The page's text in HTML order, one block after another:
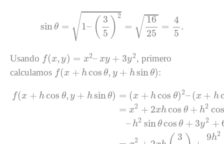
sinθ = √1– ( 3
5 ) 2
= √ 16
25
=
4
5
.
=1–(35)2=
Usando f(x, y) = x2– xy + 3y2
f(x = xy 2
, primero
calculamos f(x + hcos θ, y + hsinθ)
f(x h cos + sin ) :
f(x + hcos θ, y + hsinθ) = (x + hcos θ)2– (x + h
= x2 + 2xhcos θ + h2 cos
– h2 sinθcos θ + 3y2 +
2 3 9h2
(x cos +h )= x hcos θ x cosθ) y sin